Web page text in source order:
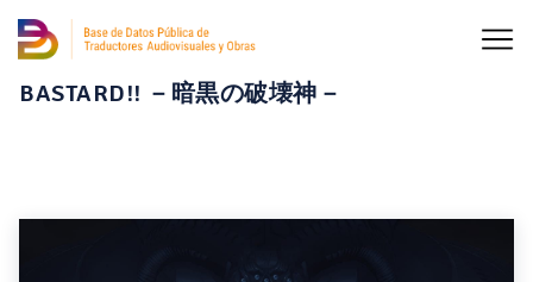
BASTARD!! －暗黒の破壊神－